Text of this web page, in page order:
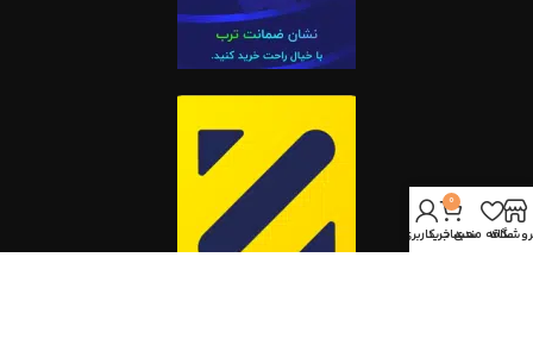
علاقه مندی
0
سبد خرید
حساب کاربری من